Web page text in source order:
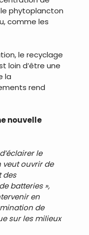
phytoplancton
comme les
le recyclage
loin d’être une
la
rend
nouvelle
le
veut ouvrir de
des
batteries »,
en
de
sur les milieux